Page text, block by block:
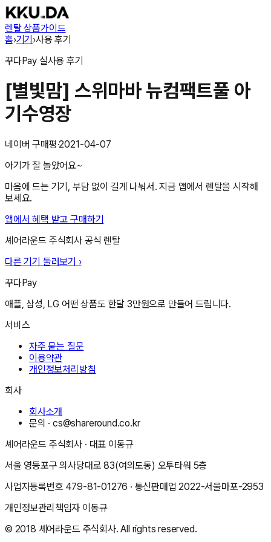
렌탈 상품가이드
홈›기기›사용 후기
꾸다Pay 실사용 후기
[별빛맘] 스위마바 뉴컴팩트풀 아
기수영장
네이버 구매평·2021-04-07
아기가 잘 놀았어요~
마음에 드는 기기, 부담 없이 길게 나눠서. 지금 앱에서 렌탈을 시작해
보세요.
앱에서 혜택 받고 구매하기
셰어라운드 주식회사 공식 렌탈
다른 기기 둘러보기 ›
꾸다Pay
애플, 삼성, LG 어떤 상품도 한달 3만원으로 만들어 드립니다.
서비스
자주 묻는 질문
이용약관
개인정보처리방침
회사
회사소개
문의 ·cs@shareround.co.kr
셰어라운드 주식회사 · 대표 이동규
서울 영등포구 의사당대로 83(여의도동) 오투타워 5층
사업자등록번호 479-81-01276 · 통신판매업2022-서울마포-2953
개인정보관리책임자 이동규
© 2018 셰어라운드 주식회사. All rights reserved.